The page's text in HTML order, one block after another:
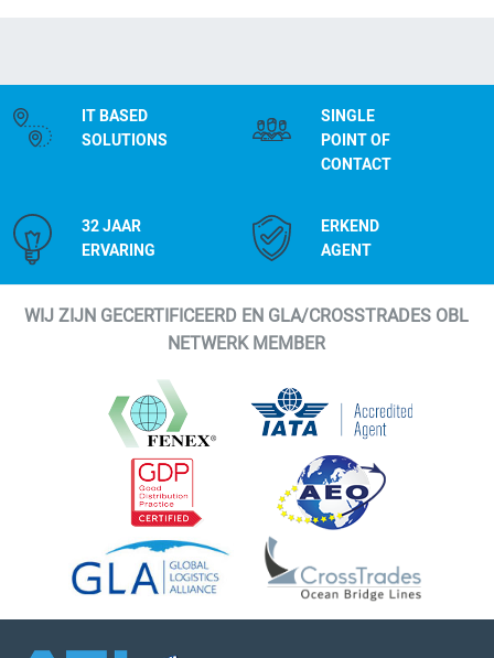
IT BASED
SOLUTIONS
SINGLE
POINT OF
CONTACT
32 JAAR
ERVARING
ERKEND
AGENT
WIJ ZIJN GECERTIFICEERD EN GLA/CROSSTRADES OBL
NETWERK MEMBER